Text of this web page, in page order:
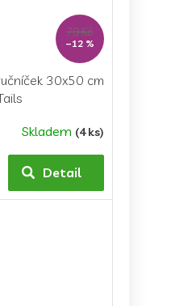
79 Kč
–12 %
30x50 cm
Skladem (4 ks)
Detail